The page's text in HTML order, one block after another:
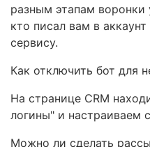
разным этапам
кто писал вам в
сервису.
Как отключить бот для
На странице CRM
логины" и настраиваем
Можно ли сделать